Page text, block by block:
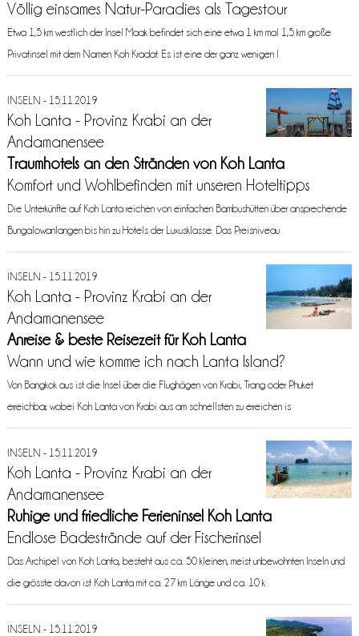
Völlig einsames Natur-Paradies als Tagestour
Etwa 1,5 km westlich der Insel Maak befindet sich eine etwa 1 km mal 1,5 km große
Privatinsel mit dem Namen Koh Kradat. Es ist eine der ganz wenigen I
INSELN - 15.11.2019
Koh Lanta - Provinz Krabi an der
Andamanensee
Traumhotels an den Stränden von Koh Lanta
Komfort und Wohlbefinden mit unseren Hoteltipps
Die Unterkünfte auf Koh Lanta reichen von einfachen Bambushütten über ansprechende
Bungalowanlangen bis hin zu Hotels der Luxusklasse. Das Preisniveau
INSELN - 15.11.2019
Koh Lanta - Provinz Krabi an der
Andamanensee
Anreise & beste Reisezeit für Koh Lanta
Wann und wie komme ich nach Lanta Island?
Von Bangkok aus ist die Insel über die Flughägen von Krabi, Trang oder Phuket
erreichbar, wobei Koh Lanta von Krabi aus am schnellsten zu erreichen is
INSELN - 15.11.2019
Koh Lanta - Provinz Krabi an der
Andamanensee
Ruhige und friedliche Ferieninsel Koh Lanta
Endlose Badestrände auf der Fischerinsel
Das Archipel von Koh Lanta, besteht aus ca. 50 kleinen, meist unbewohnten Inseln und
die grösste davon ist Koh Lanta mit ca. 27 km Länge und ca. 10 k
INSELN - 15.11.2019